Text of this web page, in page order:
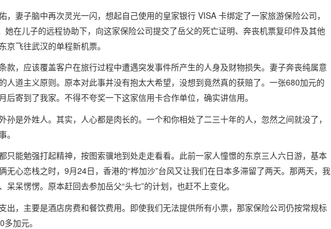
，妻子脑中再次灵光一闪，想起自己使用的皇家银行 VISA 卡绑定了一家旅游保险公司，
她在儿子的远程协助下，向这家保险公司提交了岳父的死亡证明、奔丧机票复印件及其他
京飞往武汉的单程新机票。
款，应该覆盖客户在旅行过程中遭遇突发事件所产生的人身及财物损失。妻子奔丧纯属意
人道主义原则。原本对此事并没有抱太大希望，没想到竟然真的获赔了。一张680加元的
后寄到了我家。不得不夸奖一下这家信用卡合作单位，确实讲信用。
孙是外姓人。其实，人心都是肉长的。一个和你相处了二三十年的人，忽然之间就没了，
。
只能勉强打起精神，按图索骥地到处走走看看。此前一家人憧憬的东京三人六日游，基本
无心恋栈之时，9月24日，香港的“桦加沙”台风又让我们在日本多滞留了两天。那两天，我
呆呆愣愣。原本赶回去参加岳父“头七”的计划，也赶不上变化。
出，主要是酒店房费和餐饮费用。即使我们无法提供所有小票，那家保险公司仍按常规标
加元。